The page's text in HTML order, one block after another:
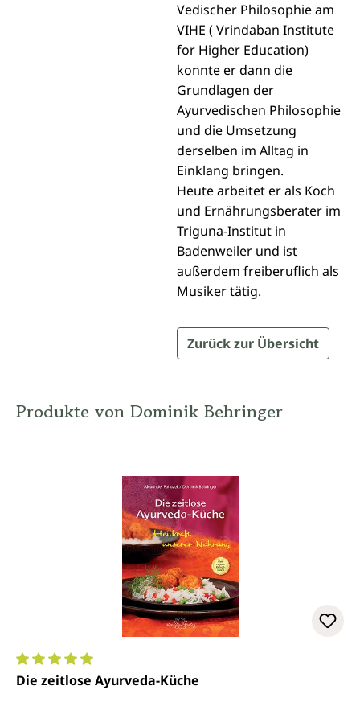
Vedischer Philosophie am
VIHE ( Vrindaban Institute
for Higher Education)
konnte er dann die
Grundlagen der
Ayurvedischen Philosophie
und die Umsetzung
derselben im Alltag in
Einklang bringen.
Heute arbeitet er als Koch
und Ernährungsberater im
Triguna-Institut in
Badenweiler und ist
außerdem freiberuflich als
Musiker tätig.
Zurück zur Übersicht
Produkte von Dominik Behringer
Durchschnittliche Bewertung von 5 von 5 Sternen
Die zeitlose Ayurveda-Küche